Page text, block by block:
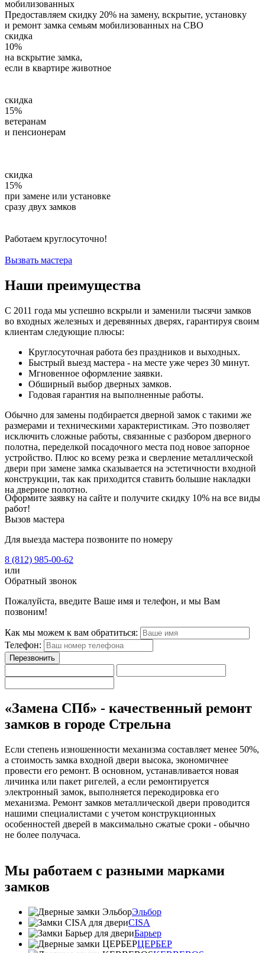
мобилизованных
Предоставляем скидку 20% на замену, вскрытие, установку
и ремонт замка семьям мобилизованных на СВО
скидка
10%
на вскрытие замка,
если в квартире животное
скидка
15%
ветеранам
и пенсионерам
скидка
15%
при замене или установке
сразу двух замков
Работаем круглосуточно!
Вызвать мастера
Наши преимущества
С 2011 года мы успешно вскрыли и заменили тысячи замков
во входных железных и деревянных дверях, гарантируя своим
клиентам следующие плюсы:
Круглосуточная работа без праздников и выходных.
Быстрый выезд мастера - на месте уже через 30 минут.
Мгновенное оформление заявки.
Обширный выбор дверных замков.
Годовая гарантия на выполненные работы.
Обычно для замены подбирается дверной замок с такими же
размерами и техническими характеристикам. Это позволяет
исключить сложные работы, связанные с разбором дверного
полотна, переделкой посадочного места под новое запорное
устройство. Плюс ко всему резка и сверление металлической
двери при замене замка сказывается на эстетичности входной
конструкции, так как приходится ставить большие накладки
на дверное полотно.
Оформите заявку на сайте и получите скидку 10% на все виды
работ!
Вызов мастера
Для выезда мастера позвоните по номеру
8 (812) 985-00-62
или
Обратный звонок
Пожалуйста, введите Ваше имя и телефон, и мы Вам
позвоним!
Как мы можем к вам обратиться:
Телефон:
«Замена СПб» - качественный ремонт
замков в городе Стрельна
Если степень изношенности механизма составляет менее 50%,
а стоимость замка входной двери высока, экономичнее
провести его ремонт. В основном, устанавливается новая
личинка или пакет ригелей, а если ремонтируется
электронный замок, выполняется перекодировка его
механизма. Ремонт замков металлической двери проводится
нашими специалистами с учетом конструкционных
особенностей дверей в максимально сжатые сроки - обычно
не более получаса.
Мы работаем с разными марками
замков
Эльбор
CISA
Барьер
ЦЕРБЕР